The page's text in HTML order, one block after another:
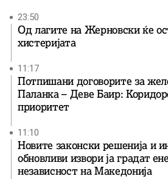
23:50
Од лагите на Жерновски ќе
хистеријата
11:17
Потпишани договорите за
Паланка – Деве Баир:
приоритет
11:10
Новите законски решенија и
обновливи извори ја градат
независност на Македонија